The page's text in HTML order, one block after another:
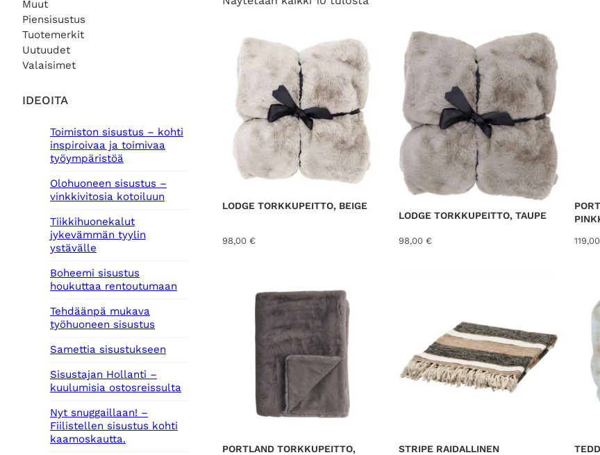
Muut
Piensisustus
Tuotemerkit
Uutuudet
Valaisimet
IDEOITA
Toimiston sisustus – kohti
inspiroivaa ja toimivaa
työympäristöä
Olohuoneen sisustus –
vinkkivitosia kotoiluun
Tiikkihuonekalut
jykevämmän tyylin
ystävälle
Boheemi sisustus
houkuttaa rentoutumaan
Tehdäänpä mukava
työhuoneen sisustus
Samettia sisustukseen
Sisustajan Hollanti –
kuulumisia ostosreissulta
Nyt snuggaillaan! –
Fiilistellen sisustus kohti
kaamoskautta.
e
l
t
LODGE TORKKUPEITTO, BEIGE
98,00 €
LODGE TORKKUPEITTO, TAUPE
98,00 € 119,00
PORTLAND TORKKUPEITTO,
STRIPE RAIDALLINEN